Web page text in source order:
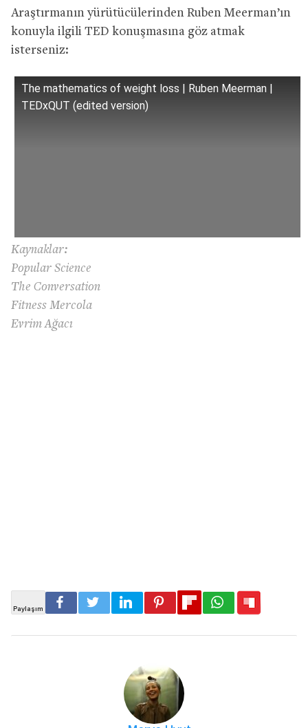
Araştırmanın yürütücülerinden Ruben Meerman’ın
konuyla ilgili TED konuşmasına göz atmak
isterseniz:
The mathematics of weight loss | Ruben Meerman |
TEDxQUT (edited version)
Kaynaklar:
Popular Science
The Conversation
Fitness Mercola
Evrim Ağacı